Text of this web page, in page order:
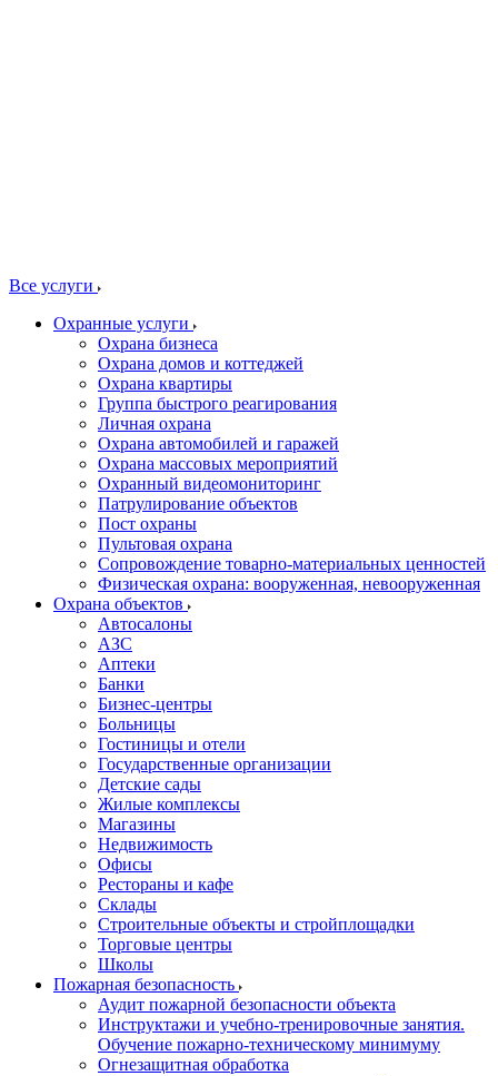
Все услуги
Охранные услуги
Охрана бизнеса
Охрана домов и коттеджей
Охрана квартиры
Группа быстрого реагирования
Личная охрана
Охрана автомобилей и гаражей
Охрана массовых мероприятий
Охранный видеомониторинг
Патрулирование объектов
Пост охраны
Пультовая охрана
Сопровождение товарно-материальных ценностей
Физическая охрана: вооруженная, невооруженная
Охрана объектов
Автосалоны
АЗС
Аптеки
Банки
Бизнес-центры
Больницы
Гостиницы и отели
Государственные организации
Детские сады
Жилые комплексы
Магазины
Недвижимость
Офисы
Рестораны и кафе
Склады
Строительные объекты и стройплощадки
Торговые центры
Школы
Пожарная безопасность
Аудит пожарной безопасности объекта
Инструктажи и учебно-тренировочные занятия.
Обучение пожарно-техническому минимуму
Огнезащитная обработка